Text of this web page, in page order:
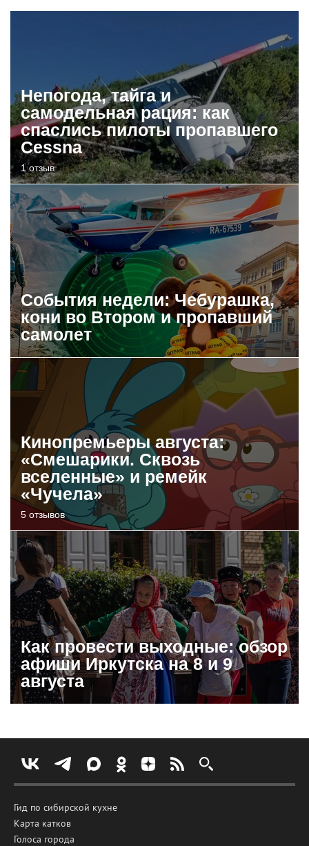
Непогода, тайга и
самодельная рация: как
спаслись пилоты пропавшего
Cessna
1 отзыв
События недели: Чебурашка,
кони во Втором и пропавший
самолет
Кинопремьеры августа:
«Смешарики. Сквозь
вселенные» и ремейк
«Чучела»
5 отзывов
Как провести выходные: обзор
афиши Иркутска на 8 и 9
августа
Гид по сибирской кухне
Карта катков
Голоса города